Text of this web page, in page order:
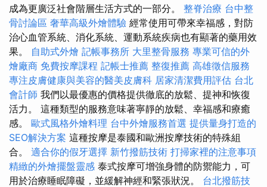
成為更廣泛社會階層生活方式的一部分。 整脊治療 台中整
骨討論區 奢華高級外燴體驗 經常使用可帶來幸福感，對防
治心血管系統、消化系統、運動系統疾病也有顯著的藥用效
果。 自助式外燴 記帳事務所 大里整骨服務 專業可信的外
燴廠商 免費按摩課程 記帳士推薦 整復推薦 高雄徵信服務
專注皮膚健康與美容的醫美皮膚科 居家清潔費用評估 台北
會計師 我們以最優惠的價格提供徹底的放鬆、提神和恢復
活力。 這種類型的服務意味著寧靜的放鬆、幸福感和療癒
感。 歐式風格外燴料理 台中外燴服務首選 提供量身打造的
SEO解決方案 這種按摩是泰國和歐洲按摩技術的特殊組
合。 適合你的假牙選擇 新竹撥筋技術 打掃家裡的注意事項
精緻的外燴擺盤靈感 泰式按摩可增強身體的防禦能力，可
用於治療睡眠障礙，並緩解神經和緊張狀況。 台北撥筋技